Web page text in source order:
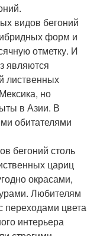
видов бегоний
форм и
отметку. И
являются
лиственных
но
в Азии. В
обитателями
бегоний столь
цариц
окрасами,
Любителям
переходами цвета
интерьера